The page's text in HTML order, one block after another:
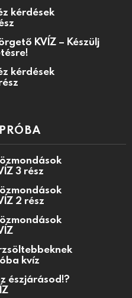
kérdések
KVÍZ – Készülj
kérdések
3 rész
2 rész
kvíz
észjárásod!?